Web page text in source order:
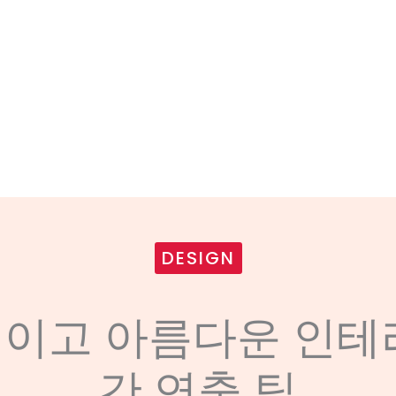
DESIGN
고 아름다운 인테